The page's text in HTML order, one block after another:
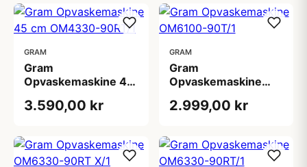
GRAM
Gram
Opvaskemaskine 45
3.590,00 kr
GRAM
Gram
Opvaskemaskine
2.999,00 kr